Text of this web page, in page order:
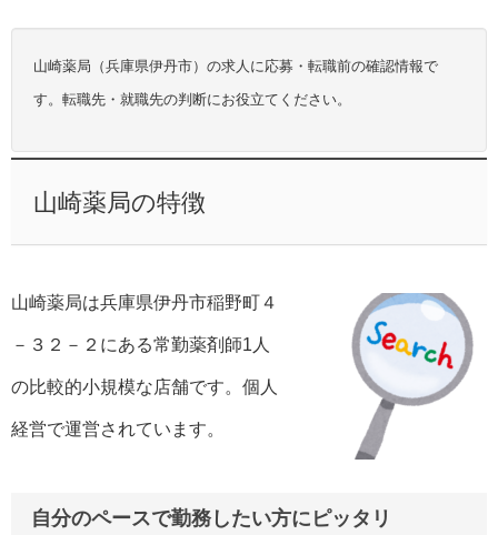
山崎薬局（兵庫県伊丹市）の求人に応募・転職前の確認情報で
す。転職先・就職先の判断にお役立てください。
山崎薬局の特徴
山崎薬局は兵庫県伊丹市稲野町４
－３２－２にある常勤薬剤師1人
の比較的小規模な店舗です。個人
経営で運営されています。
自分のペースで勤務したい方にピッタリ